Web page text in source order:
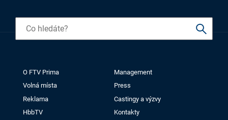
O FTV Prima
Management
Volná místa
Press
Reklama
Castingy a výzvy
HbbTV
Kontakty